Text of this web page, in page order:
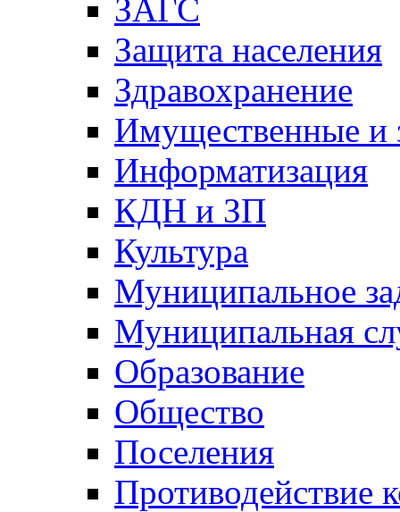
ЗАГС
Защита населения
Здравохранение
Имущественные и
Информатизация
КДН и ЗП
Культура
Муниципальное
Муниципальная
Образование
Общество
Поселения
Противодействие